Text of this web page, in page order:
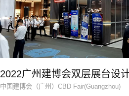
中国建博会（广州）CBD Fair(Guangzhou)